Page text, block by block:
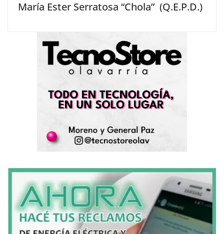
María Ester Serratosa “Chola” (Q.E.P.D.)